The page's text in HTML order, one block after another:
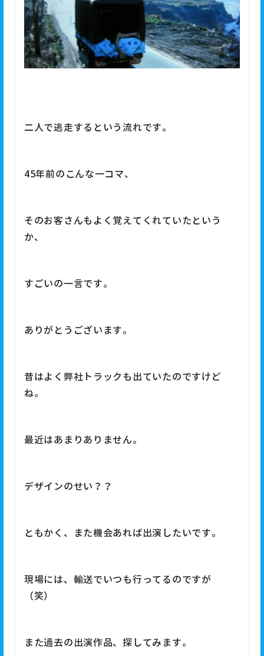
二人で逃走するという流れです。
45年前のこんな一コマ、
そのお客さんもよく覚えてくれていたという
か、
すごいの一言です。
ありがとうございます。
昔はよく弊社トラックも出ていたのですけど
ね。
最近はあまりありません。
デザインのせい？？
ともかく、また機会あれば出演したいです。
現場には、輸送でいつも行ってるのですが
（笑）
また過去の出演作品、探してみます。